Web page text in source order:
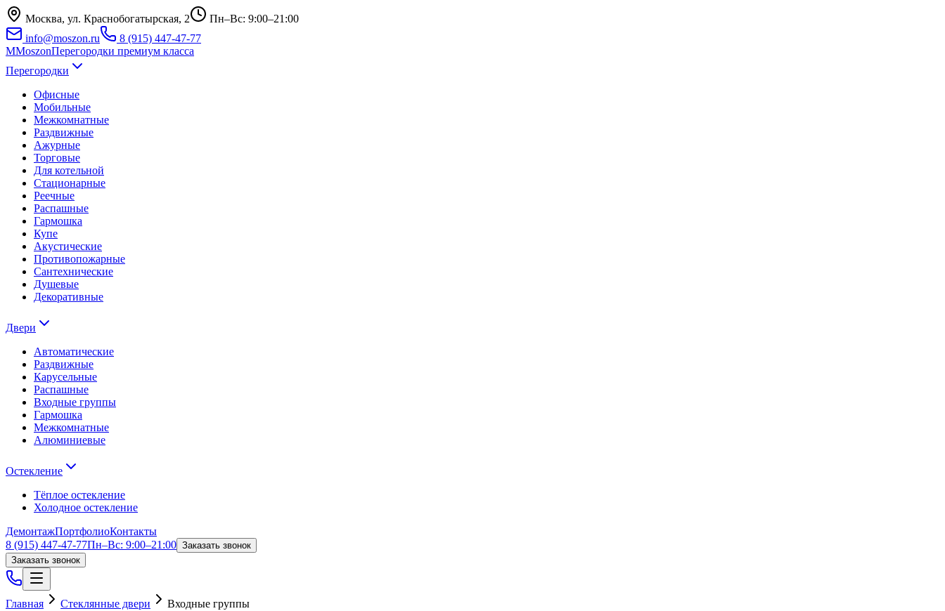
Москва, ул. Краснобогатырская, 2
Пн–Вс: 9:00–21:00
info@moszon.ru
8 (915) 447-47-77
MMoszonПерегородки премиум класса
Перегородки
Офисные
Мобильные
Межкомнатные
Раздвижные
Ажурные
Торговые
Для котельной
Стационарные
Реечные
Распашные
Гармошка
Купе
Акустические
Противопожарные
Сантехнические
Душевые
Декоративные
Двери
Автоматические
Раздвижные
Карусельные
Распашные
Входные группы
Гармошка
Межкомнатные
Алюминиевые
Остекление
Тёплое остекление
Холодное остекление
ДемонтажПортфолиоКонтакты
8 (915) 447-47-77Пн–Вс: 9:00–21:00 Заказать звонок
Заказать звонок
Главная Стеклянные двери Входные группы